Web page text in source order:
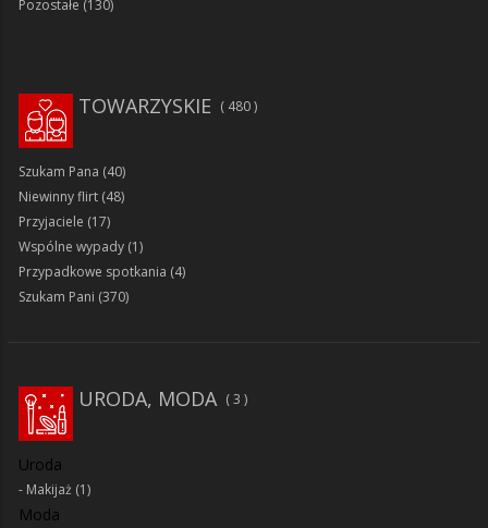
Pozostałe (130)
TOWARZYSKIE 480
Szukam Pana (40)
Niewinny flirt (48)
Przyjaciele (17)
Wspólne wypady (1)
Przypadkowe spotkania (4)
Szukam Pani (370)
URODA, MODA 3
Uroda
Makijaż (1)
Moda